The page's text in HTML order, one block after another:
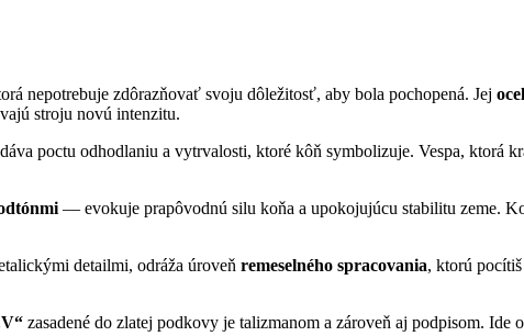
nepotrebuje zdôrazňovať svoju dôležitosť, aby bola pochopená. Jej
stroju novú intenzitu.
poctu odhodlaniu a vytrvalosti, ktoré kôň symbolizuje. Vespa, ktorá
— evokuje prapôvodnú silu koňa a upokojujúcu stabilitu zeme.
detailmi, odráža úroveň remeselného spracovania, ktorú
zasadené do zlatej podkovy je talizmanom a zároveň aj podpisom.